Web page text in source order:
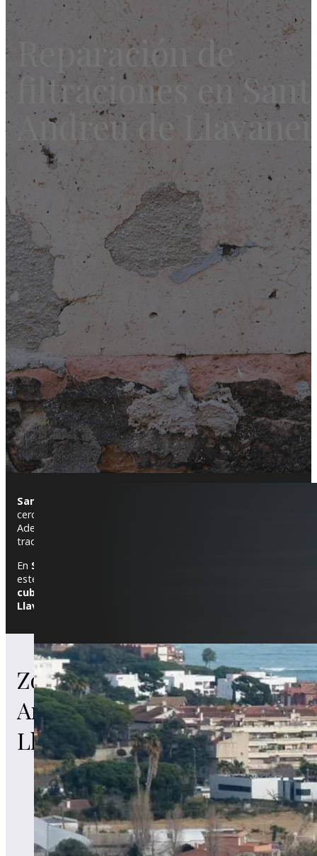
Reparación de
filtraciones en Sant
Andreu de
Sant Andreu de Llavaneres
cercanas al mar. El centro urbano conserva edificaciones de
Además, la localidad ha visto una evolución con
tradición y las nuevas construcciones que respetan el entorno
En Sant Andreu de Llavaneres
estética de sus casas históricas y urbanizaciones. También
cubiertas y tejados
Llavaneres
Zonas de Sant
Andreu de
Llavaneres
Estas son algunas de
filtraciones en Sant
de Llavaneres.